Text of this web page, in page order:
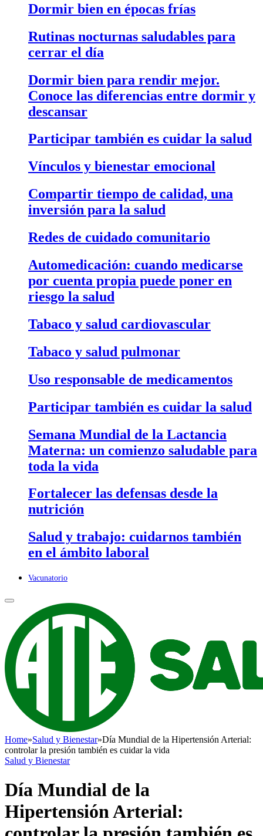
Dormir bien en épocas frías
Rutinas nocturnas saludables para
cerrar el día
Dormir bien para rendir mejor.
Conoce las diferencias entre dormir y
descansar
Participar también es cuidar la salud
Vínculos y bienestar emocional
Compartir tiempo de calidad, una
inversión para la salud
Redes de cuidado comunitario
Automedicación: cuando medicarse
por cuenta propia puede poner en
riesgo la salud
Tabaco y salud cardiovascular
Tabaco y salud pulmonar
Uso responsable de medicamentos
Participar también es cuidar la salud
Semana Mundial de la Lactancia
Materna: un comienzo saludable para
toda la vida
Fortalecer las defensas desde la
nutrición
Salud y trabajo: cuidarnos también
en el ámbito laboral
Vacunatorio
Home»Salud y Bienestar»Día Mundial de la Hipertensión Arterial:
controlar la presión también es cuidar la vida
Salud y Bienestar
Día Mundial de la
Hipertensión Arterial: